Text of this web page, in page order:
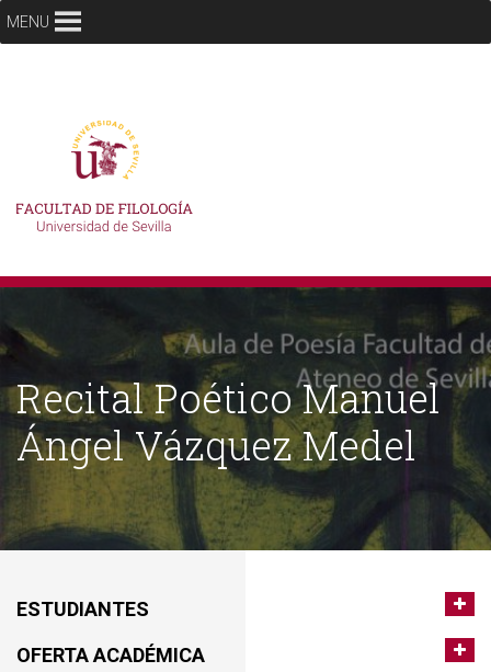
MENU
Recital Poético Manuel
Ángel Vázquez Medel
ESTUDIANTES
OFERTA ACADÉMICA